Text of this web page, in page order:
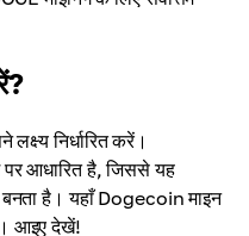
निर्धारित करें।
आधारित है, जिससे यह
है। यहाँ Dogecoin माइन
आइए देखें!